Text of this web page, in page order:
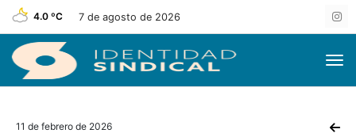
4.0 ºC 7 de agosto de 2026
11 de febrero de 2026